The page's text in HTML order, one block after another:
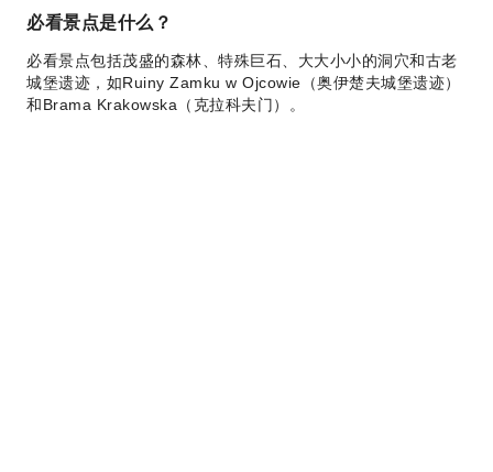
必看景点是什么？
必看景点包括茂盛的森林、特殊巨石、大大小小的洞穴和古老
城堡遗迹，如Ruiny Zamku w Ojcowie（奥伊楚夫城堡遗迹）
和Brama Krakowska（克拉科夫门）。